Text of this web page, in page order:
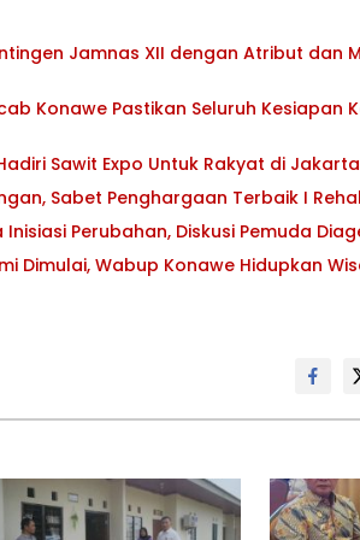
Jamnas XII dengan Atribut dan
Konawe Pastikan Seluruh Kesiapan
Sawit Expo Untuk Rakyat di Jakarta
Sabet Penghargaan Terbaik I
Inisiasi Perubahan, Diskusi Pemuda
Dimulai, Wabup Konawe Hidupkan